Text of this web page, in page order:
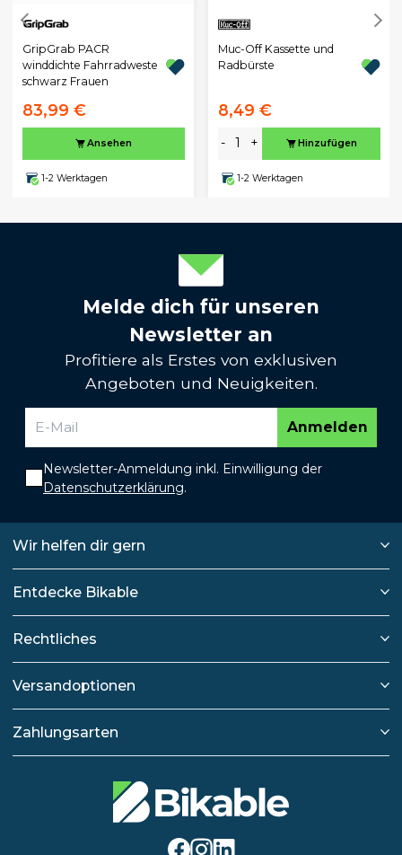
GripGrab PACR
winddichte Fahrradweste
schwarz Frauen
83,99 €
Ansehen
1-2 Werktagen
Muc-Off Kassette und
Radbürste
8,49 €
- + Hinzufügen
1-2 Werktagen
Melde dich für unseren
Newsletter an
Profitiere als Erstes von exklusiven
Angeboten und Neuigkeiten.
Anmelden
Newsletter-Anmeldung inkl. Einwilligung der
Datenschutzerklärung.
Wir helfen dir gern
Entdecke Bikable
Rechtliches
Versandoptionen
Zahlungsarten